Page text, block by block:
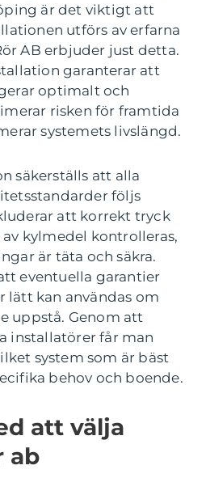
är det viktigt att
utförs av erfarna
AB erbjuder just detta.
garanterar att
optimalt och
risken för framtida
systemets livslängd.
säkerställs att alla
följs
att korrekt tryck
kylmedel kontrolleras,
är täta och säkra.
eventuella garantier
lätt kan användas om
uppstå. Genom att
installatörer får man
system som är bäst
behov och boende.
att välja
ab